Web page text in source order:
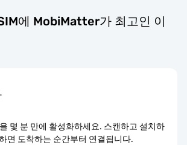
에 MobiMatter가 최고인 이
몇 분 만에 활성화하세요. 스캔하고 설치하
면 도착하는 순간부터 연결됩니다.